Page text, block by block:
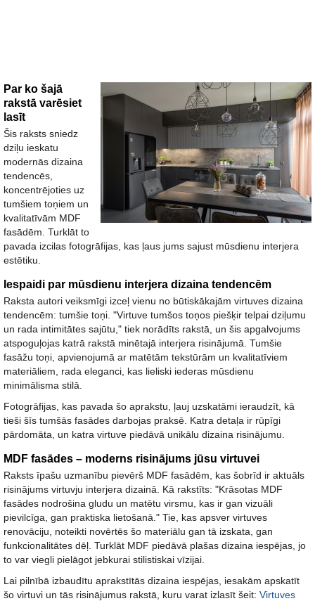
Par ko šajā
rakstā varēsiet
lasīt
Šis raksts sniedz
dziļu ieskatu
modernās dizaina
tendencēs,
koncentrējoties uz
tumšiem toņiem un
kvalitatīvām MDF
fasādēm. Turklāt to
pavada izcilas fotogrāfijas, kas ļaus jums sajust mūsdienu interjera
estētiku.
Iespaidi par mūsdienu interjera dizaina tendencēm
Raksta autori veiksmīgi izceļ vienu no būtiskākajām virtuves dizaina
tendencēm: tumšie toņi. "Virtuve tumšos toņos piešķir telpai dziļumu
un rada intimitātes sajūtu," tiek norādīts rakstā, un šis apgalvojums
atspoguļojas katrā rakstā minētajā interjera risinājumā. Tumšie
fasāžu toņi, apvienojumā ar matētām tekstūrām un kvalitatīviem
materiāliem, rada eleganci, kas lieliski iederas mūsdienu
minimālisma stilā.
Fotogrāfijas, kas pavada šo aprakstu, ļauj uzskatāmi ieraudzīt, kā
tieši šīs tumšās fasādes darbojas praksē. Katra detaļa ir rūpīgi
pārdomāta, un katra virtuve piedāvā unikālu dizaina risinājumu.
MDF fasādes – moderns risinājums jūsu virtuvei
Raksts īpašu uzmanību pievērš MDF fasādēm, kas šobrīd ir aktuāls
risinājums virtuvju interjera dizainā. Kā rakstīts: "Krāsotas MDF
fasādes nodrošina gludu un matētu virsmu, kas ir gan vizuāli
pievilcīga, gan praktiska lietošanā." Tie, kas apsver virtuves
renovāciju, noteikti novērtēs šo materiālu gan tā izskata, gan
funkcionalitātes dēļ. Turklāt MDF piedāvā plašas dizaina iespējas, jo
to var viegli pielāgot jebkurai stilistiskai vīzijai.
Lai pilnībā izbaudītu aprakstītās dizaina iespējas, iesakām apskatīt
šo virtuvi un tās risinājumus rakstā, kuru varat izlasīt šeit: Virtuves